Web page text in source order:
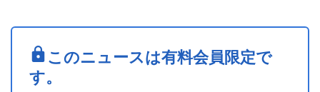
Finnish Minerals Groupが30%を....
このニュースは有料会員限定で
す。